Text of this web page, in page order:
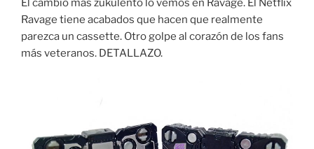
El cambio más zukulento lo vemos en Ravage. El Netflix
Ravage tiene acabados que hacen que realmente
parezca un cassette. Otro golpe al corazón de los fans
más veteranos. DETALLAZO.